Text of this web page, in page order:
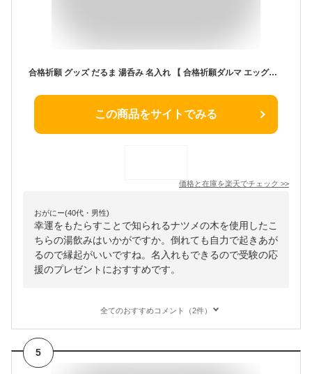
合格祈願 グッズ だるま 湯呑み 名入れ 【 合格祈願ダルマ エッグカップ ナチュラル 】 受験生 応援 プレゼント 受験 合格 祈願 お守り 木製 マグカップ 名前入り 応援グッズ 贈り物 名入り ギフト 天然木 コーヒーカップ かわいい 必勝 達磨 ダルマ Present Gift 生徒 先生
この商品をサイトでみる
価格と在庫を楽天でチェック >>
おがにー(40代・男性)
幸運をもたらすことで知られるナツメの木を使用したこ
ちらの湯飲みはいかがですか。倒れても自力で起きあが
るので縁起がいいですね。名入れもできるので受験の応
援のプレゼントにおすすめです。
全てのおすすめコメント（2件）
5